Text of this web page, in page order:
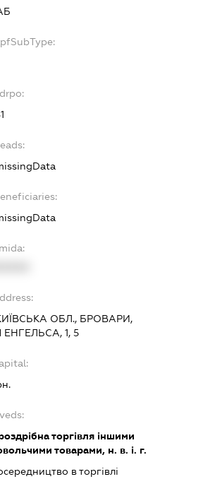
ОБЛ., БРОВАРИ,
1, 5
торгівля іншими
товарами, н. в. і. г.
в торгівлі